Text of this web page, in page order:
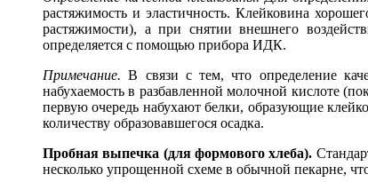
растяжимость и эластичность. Клейковина
растяжимости), а при снятии внешнего
определяется с помощью прибора ИДК.
Примечание. В связи с тем, что определение
набухаемость в разбавленной молочной кислоте
первую очередь набухают белки, образующие
количеству образовавшегося осадка.
Пробная выпечка (для формового хлеба).
несколько упрощенной схеме в обычной пекарне,